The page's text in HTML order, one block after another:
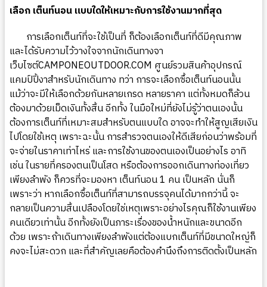
เลือก เต็นท์นอน แบบใดให้เหมาะกับการใช้งานมากที่สุด
การเลือกเต็นท์ที่จะใช้เป็นที่ ก็ต้องเลือกเต็นท์ที่ดีมีคุณภาพ
และได้รับความไว้วางใจจากนักเดินทางจา
เว็บไซต์CAMPONEOUTDOOR.COM ศูนย์รวมสินค้าอุปกรณ์
แคมป์ปิ้งาสำหรับนักเดินทาง ทว่า การจะเลือกซื้อเต็นท์นอนนั้น
แม้ว่าจะมีให้เลือกด้วยกันหลายเกรด หลายราคา แต่ทั้งหมดก็ล้วน
ต้องมาด้วยเม็ดเงินทั้งสิ้น อีกทั้ง ในมือใหม่ที่ยังไม่รู้ว่าตนเองนั้น
ต้องการเต็นท์ที่เหมาะสมสำหรับตนแบบใด อาจจะทำให้สูญเสียเงิน
ไปโดยใช้เหตุ เพราะฉะนั้น การสำรวจตนเองให้ดีเสียก่อนว่าพร้อมที่
จะจ่ายในราคาเท่าไหร่ และการใช้งานของตนเองเป็นอย่างไร อาทิ
เช่น ในรายที่ครองตนเป็นโสด หรือต้องการออกเดินทางท่องเที่ยว
เพียงลำพัง ก็ควรที่จะมองหา เต็นท์นอน 1 คน เป็นหลัก นั่นก็
เพราะว่า หากเลือกซื้อเต็นท์ที่สามารถบรรจุคนได้มากกว่านี้ จะ
กลายเป็นความสิ้นเปลืองโดยใช่เหตุเพราะอย่างไรคุณก็ใช้งานเพียง
คนเดียวเท่านั้น อีกทั้งยังเป็นภาระเรื่องของน้ำหนักและขนาดอีก
ด้วย เพราะถ้าเดินทางเพียงลำพังแต่ต้องแบกเต็นท์ที่มีขนาดใหญ่ก็
คงจะไม่สะดวก และที่สำคัญเลยคือต้องคำนึงถึงการติดตั้งเป็นหลัก